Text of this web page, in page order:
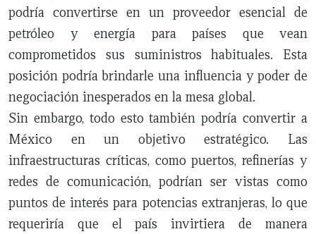
podría convertirse en un proveedor esencial de
petróleo y energía para países que vean
comprometidos sus suministros habituales. Esta
posición podría brindarle una influencia y poder de
negociación inesperados en la mesa global.
Sin embargo, todo esto también podría convertir a
México en un objetivo estratégico. Las
infraestructuras críticas, como puertos, refinerías y
redes de comunicación, podrían ser vistas como
puntos de interés para potencias extranjeras, lo que
requeriría que el país invirtiera de manera